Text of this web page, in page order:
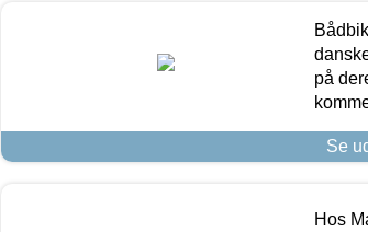
på
Se
Hos